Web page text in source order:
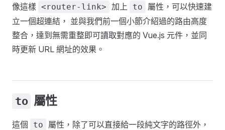
像這樣 <router-link> 加上 to
屬性，可以快速建
立一個超連結， 並與我們前一個小節介紹過的路由高度
整合，達到無需重整即可讀取對應的 Vue.js 元件，並同
時更新 URL 網址的效果。
to 屬性
這個 to
屬性，除了可以直接給一段純文字的路徑外，